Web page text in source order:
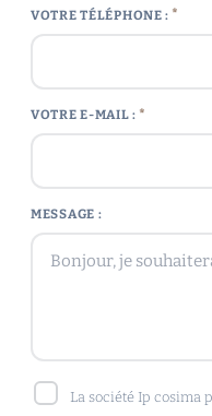
VOTRE TÉLÉPHONE : *
VOTRE E-MAIL : *
MESSAGE :
La société Ip cosima